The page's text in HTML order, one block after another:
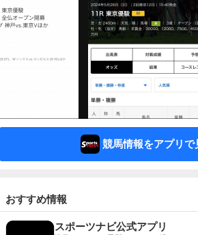
競馬情報をアプリで
おすすめ情報
スポーツナビ公式アプリ